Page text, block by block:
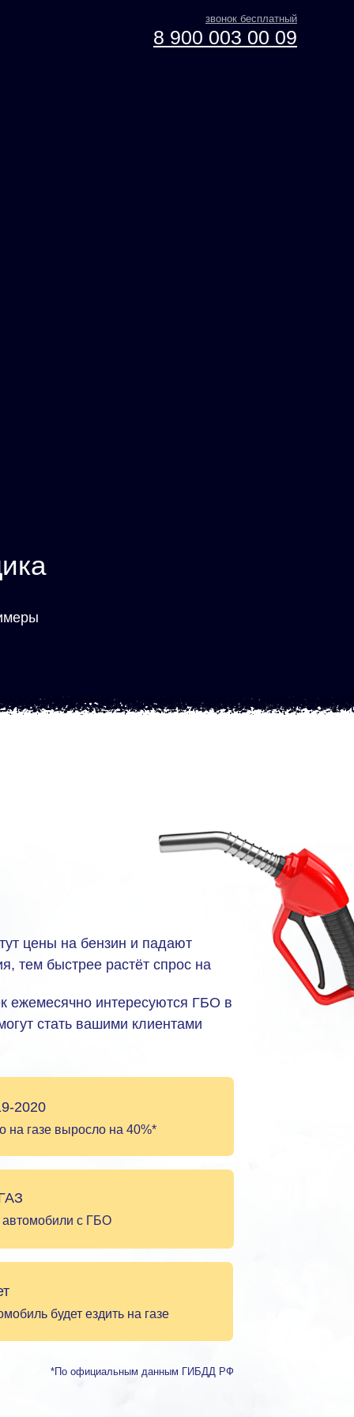
8 900 003 00 09
звонок бесплатный
цены на бензин и падают
тем быстрее растёт спрос на
ежемесячно интересуются ГБО в
стать вашими клиентами
2020
на газе выросло на 40%*
с ГБО
будет ездить на газе
*По официальным данным ГИБДД РФ